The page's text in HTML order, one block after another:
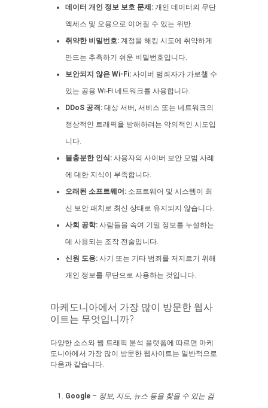
데이터 개인 정보 보호 문제: 개인 데이터의 무단
액세스 및 오용으로 이어질 수 있는 위반.
취약한 비밀번호: 계정을 해킹 시도에 취약하게
만드는 추측하기 쉬운 비밀번호입니다.
보안되지 않은 Wi-Fi: 사이버 범죄자가 가로챌 수
있는 공용 Wi-Fi 네트워크를 사용합니다.
DDoS 공격: 대상 서버, 서비스 또는 네트워크의
정상적인 트래픽을 방해하려는 악의적인 시도입
니다.
불충분한 인식: 사용자의 사이버 보안 모범 사례
에 대한 지식이 부족합니다.
오래된 소프트웨어: 소프트웨어 및 시스템이 최
신 보안 패치로 최신 상태로 유지되지 않습니다.
사회 공학: 사람들을 속여 기밀 정보를 누설하는
데 사용되는 조작 전술입니다.
신원 도용: 사기 또는 기타 범죄를 저지르기 위해
개인 정보를 무단으로 사용하는 것입니다.
마케도니아에서 가장 많이 방문한 웹사
이트는 무엇입니까?
다양한 소스와 웹 트래픽 분석 플랫폼에 따르면 마케
도니아에서 가장 많이 방문한 웹사이트는 일반적으로
다음과 같습니다.
Google – 정보, 지도, 뉴스 등을 찾을 수 있는 검